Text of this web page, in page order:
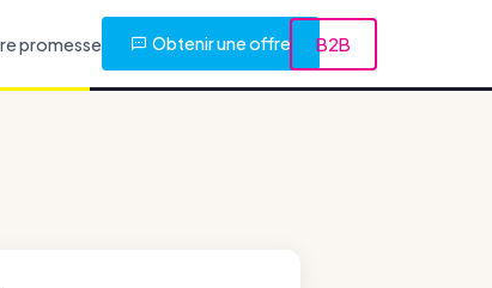
promesse Obtenir une offre B2B